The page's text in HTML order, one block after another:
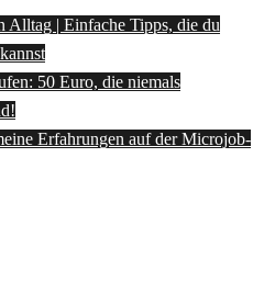
Alltag | Einfache Tipps, die du
50 Euro, die niemals
Erfahrungen auf der Microjob-